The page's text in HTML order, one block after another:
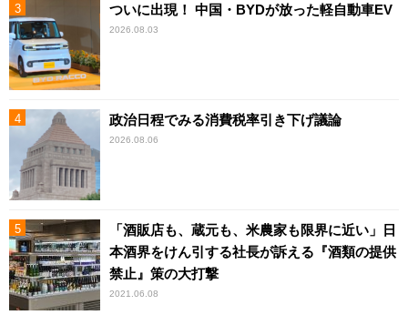
ついに出現！ 中国・BYDが放った軽自動車EV
2026.08.03
政治日程でみる消費税率引き下げ議論
2026.08.06
「酒販店も、蔵元も、米農家も限界に近い」日
本酒界をけん引する社長が訴える『酒類の提供
禁止』策の大打撃
2021.06.08